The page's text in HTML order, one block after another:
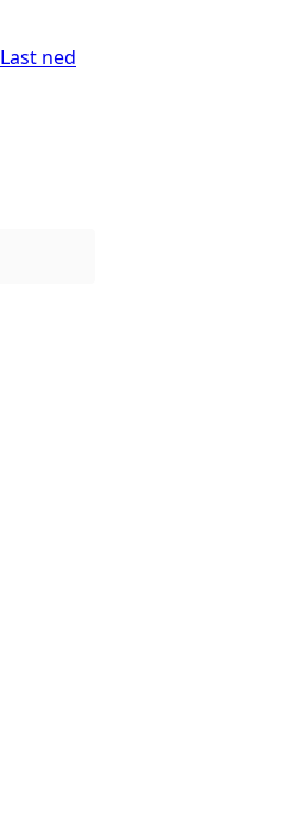
Last ned